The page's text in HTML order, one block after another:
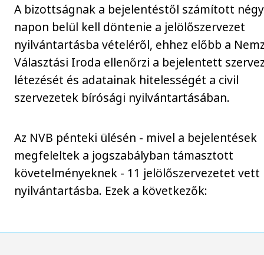
A bizottságnak a bejelentéstől számított négy
napon belül kell döntenie a jelölőszervezet
nyilvántartásba vételéről, ehhez előbb a
Választási Iroda ellenőrzi a bejelentett
létezését és adatainak hitelességét a civil
szervezetek bírósági nyilvántartásában.
Az NVB pénteki ülésén - mivel a bejelentések
megfeleltek a jogszabályban támasztott
követelményeknek - 11 jelölőszervezetet vett
nyilvántartásba. Ezek a következők: